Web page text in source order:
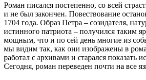
Роман писался постепенно, со всей
и не был закончен. Повествование
1704 года. Образ Петра – созидателя,
истинного патриота – получился таким
мощным, что и по сей день многие из
мы видим так, как они изображены в
работал с архивами и старался показать
Сегодня, роман переведен почти на все